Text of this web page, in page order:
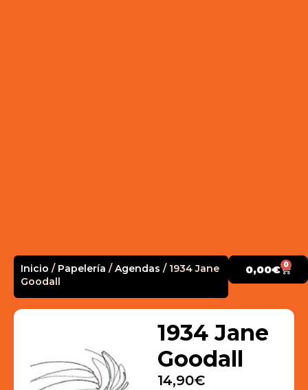
Inicio / Papelería /Agendas / 1934 Jane
Goodall
0,00€ 0
1934 Jane
Goodall
14,90€